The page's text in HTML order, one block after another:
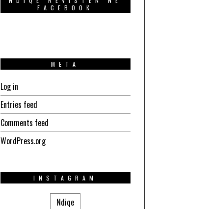
FACEBOOK
META
Log in
Entries feed
Comments feed
WordPress.org
INSTAGRAM
Ndiqe